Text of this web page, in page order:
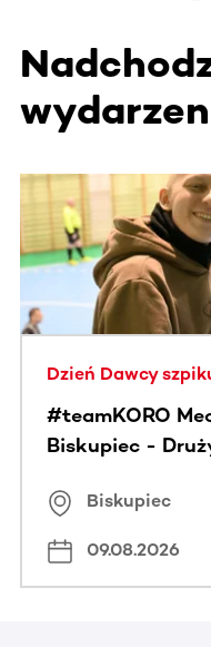
Ta sekcja zawiera
Dzień Dawcy
#teamKORO
Biskupiec -
Biskupiec
09.08.2026